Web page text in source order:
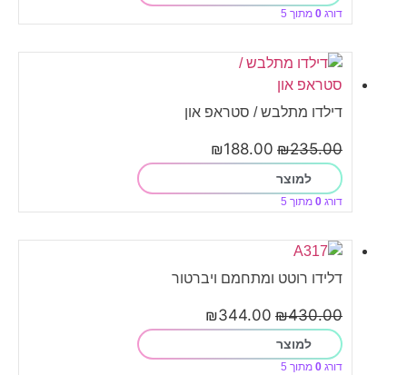
דורג 0 מתוך 5
דילדו מתלבש / סטראפ און
₪235.00
₪188.00
למוצר
דורג 0 מתוך 5
דלידו רוטט ומתחמם ויברטור
₪430.00
₪344.00
למוצר
דורג 0 מתוך 5